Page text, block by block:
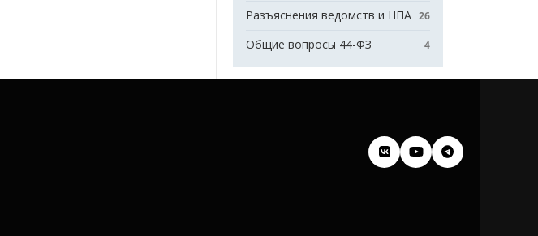
Разъяснения ведомств и НПА 26
Общие вопросы 44-ФЗ 4